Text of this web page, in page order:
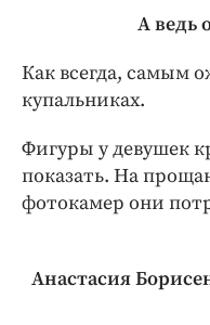
А ведь
Как всегда, самым
купальниках.
Фигуры у девушек
показать. На
фотокамер они
Анастасия